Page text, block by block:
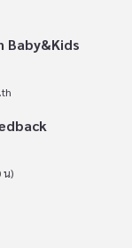
Baby&Kids
น)